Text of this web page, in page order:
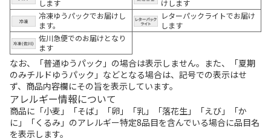
します
けします
冷凍ゆうパックでお届けし
ます。
レターパックライトでお届け
します
佐川急便でのお届けとなり
ます
なお、「普通ゆうパック」の場合は表示しません。また、「夏期
のみチルドゆうパック」などとなる場合は、記号での表示はせ
ず、商品内容欄にその旨を表示しています。
アレルギー情報について
商品に「小麦」「そば」「卵」「乳」「落花生」「えび」「か
に」「くるみ」のアレルギー特定8品目を含んでいる場合に品目名
を表示します。